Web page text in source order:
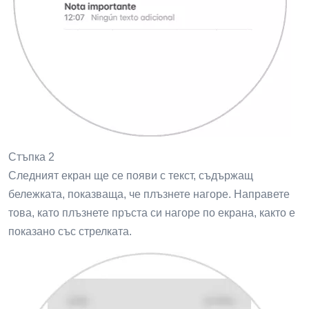
Стъпка 2
Следният екран ще се появи с текст, съдържащ
бележката, показваща, че плъзнете нагоре. Направете
това, като плъзнете пръста си нагоре по екрана, както е
показано със стрелката.